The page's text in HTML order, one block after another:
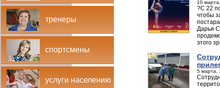
тренеры
спортсмены
услуги населению
10
?С 22
чтобы
Дарья
этого
5 марта,